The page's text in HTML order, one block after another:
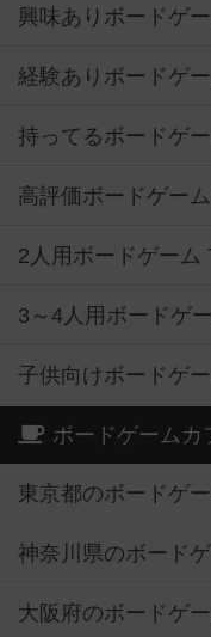
興味ありボードゲ
経験ありボードゲ
持ってるボードゲ
高評価ボードゲー
2人用ボードゲーム
3～4人用ボードゲ
子供向けボードゲ
ボードゲームカ
東京都のボードゲ
神奈川県のボード
大阪府のボードゲ